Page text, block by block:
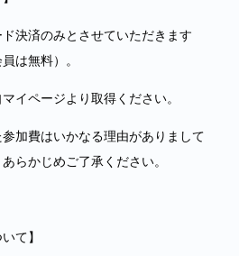
決済のみとさせていただきます
は無料）。
イページより取得ください。
加費はいかなる理由がありまして
らかじめご了承ください。
て】